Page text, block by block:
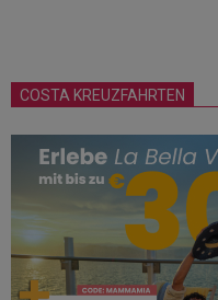
COSTA KREUZFAHRTEN